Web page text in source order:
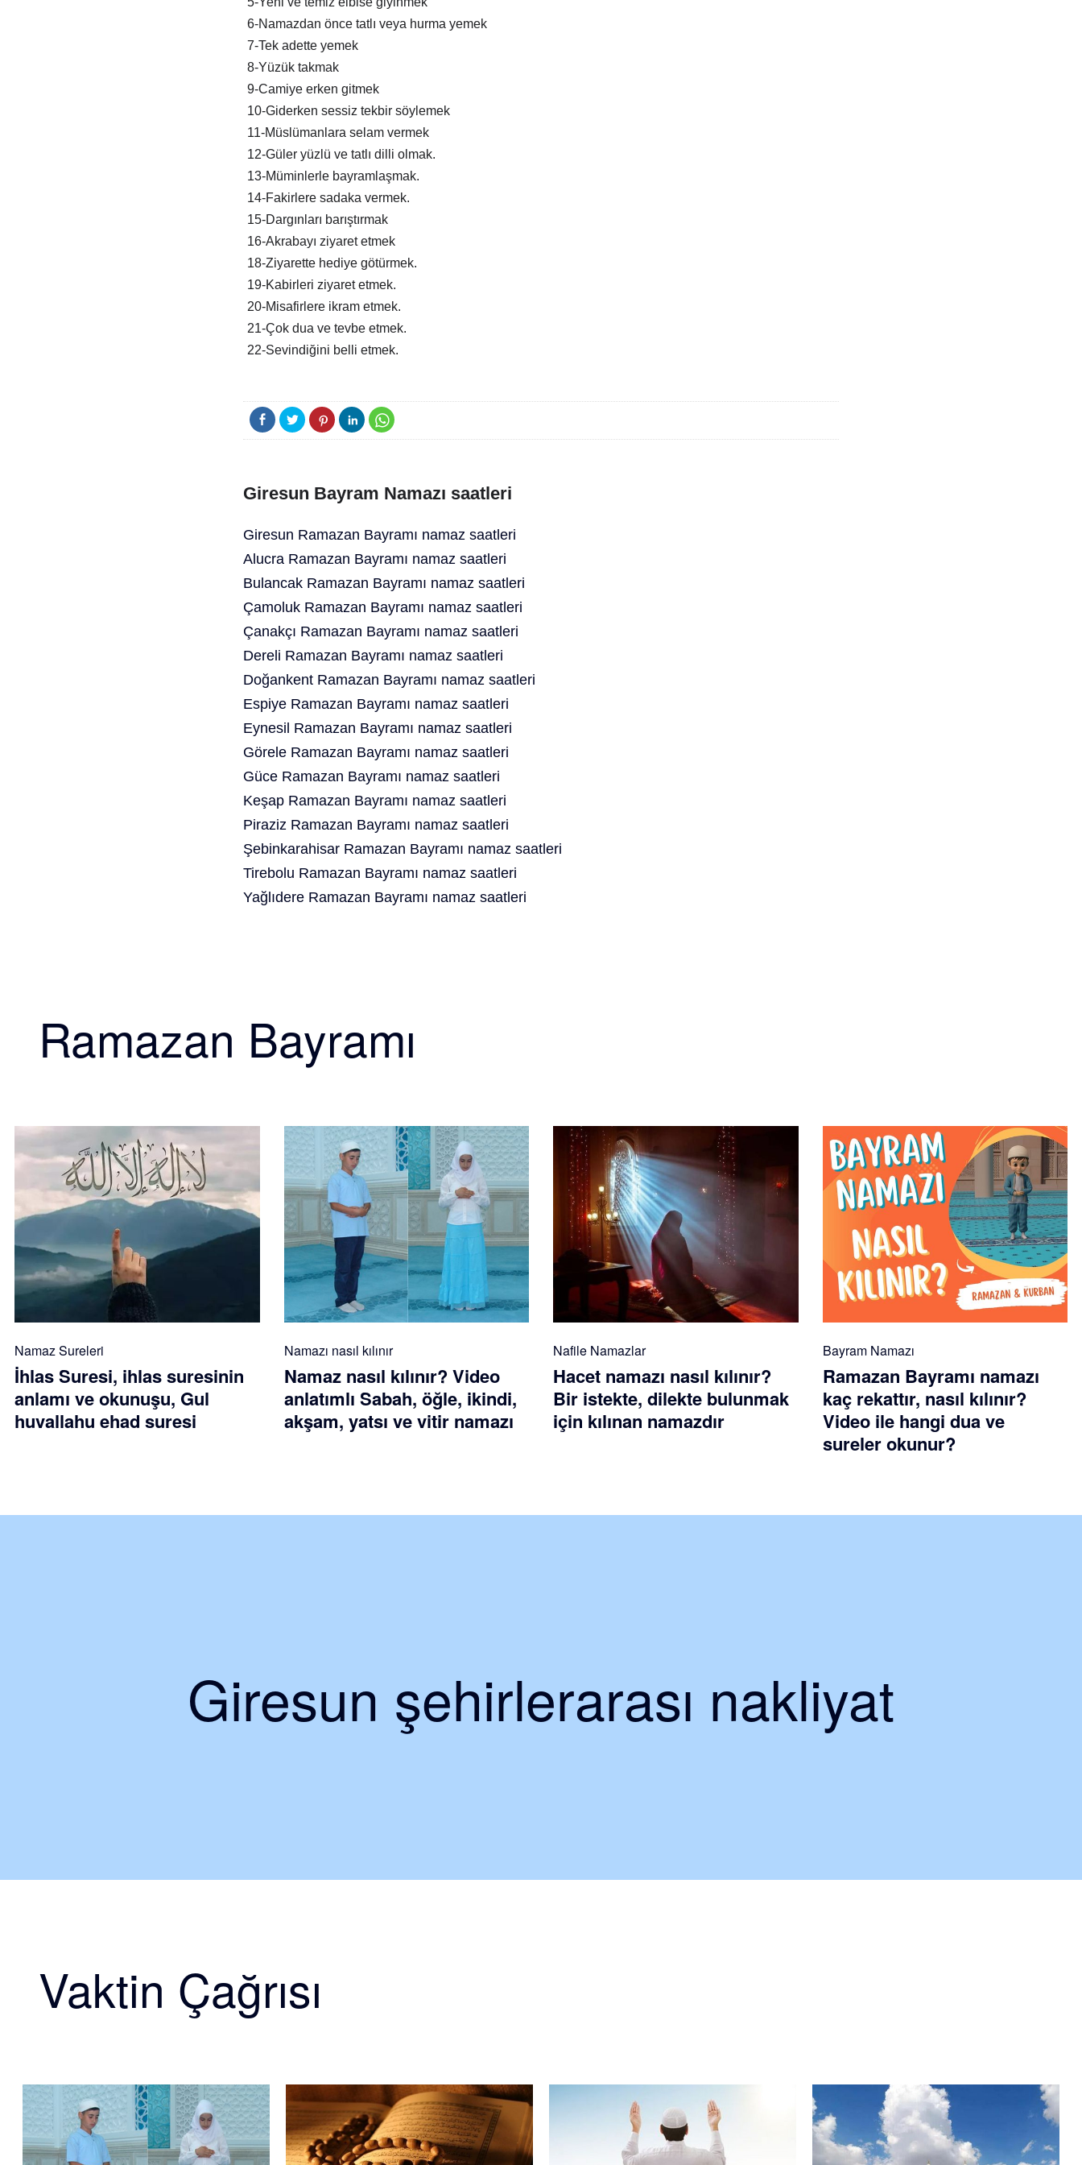
6-Namazdan önce tatlı veya hurma yemek
7-Tek adette yemek
8-Yüzük takmak
9-Camiye erken gitmek
10-Giderken sessiz tekbir söylemek
11-Müslümanlara selam vermek
12-Güler yüzlü ve tatlı dilli olmak.
13-Müminlerle bayramlaşmak.
14-Fakirlere sadaka vermek.
15-Dargınları barıştırmak
16-Akrabayı ziyaret etmek
18-Ziyarette hediye götürmek.
19-Kabirleri ziyaret etmek.
20-Misafirlere ikram etmek.
21-Çok dua ve tevbe etmek.
22-Sevindiğini belli etmek.
Giresun Bayram Namazı saatleri
Giresun Ramazan Bayramı namaz saatleri
Alucra Ramazan Bayramı namaz saatleri
Bulancak Ramazan Bayramı namaz saatleri
Çamoluk Ramazan Bayramı namaz saatleri
Çanakçı Ramazan Bayramı namaz saatleri
Dereli Ramazan Bayramı namaz saatleri
Doğankent Ramazan Bayramı namaz saatleri
Espiye Ramazan Bayramı namaz saatleri
Eynesil Ramazan Bayramı namaz saatleri
Görele Ramazan Bayramı namaz saatleri
Güce Ramazan Bayramı namaz saatleri
Keşap Ramazan Bayramı namaz saatleri
Piraziz Ramazan Bayramı namaz saatleri
Şebinkarahisar Ramazan Bayramı namaz saatleri
Tirebolu Ramazan Bayramı namaz saatleri
Yağlıdere Ramazan Bayramı namaz saatleri
Ramazan Bayramı
Namaz Sureleri
İhlas Suresi, ihlas suresinin
anlamı ve okunuşu, Gul
huvallahu ehad suresi
Namazı nasıl kılınır
Namaz nasıl kılınır? Video
anlatımlı Sabah, öğle, ikindi,
akşam, yatsı ve vitir namazı
Nafile Namazlar
Hacet namazı nasıl kılınır?
Bir istekte, dilekte bulunmak
için kılınan namazdır
Bayram Namazı
Ramazan Bayramı namazı
kaç rekattır, nasıl kılınır?
Video ile hangi dua ve
sureler okunur?
Giresun şehirlerarası nakliyat
Vaktin Çağrısı